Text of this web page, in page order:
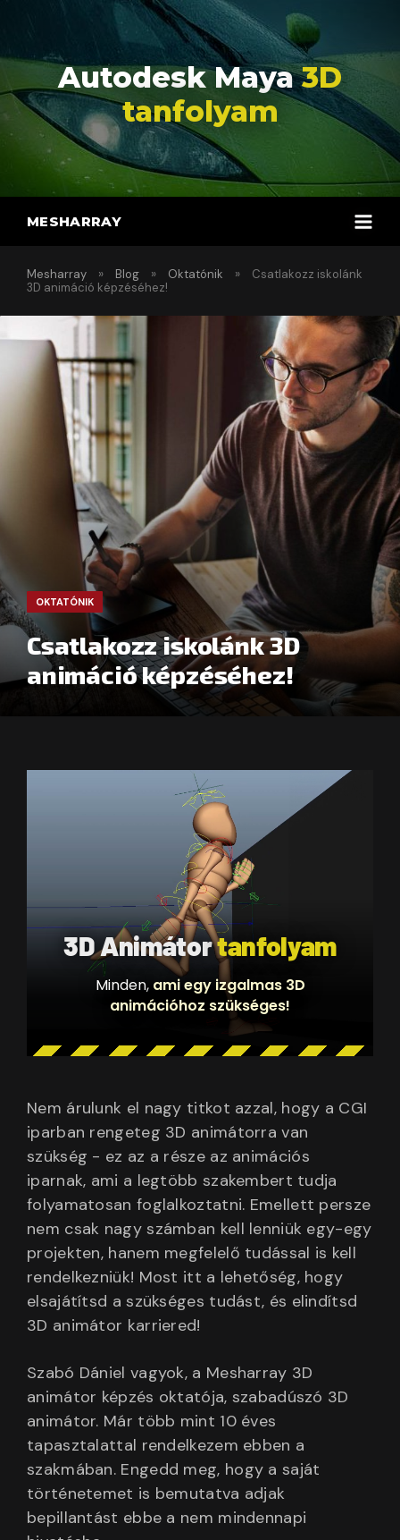
Autodesk Maya3D
tanfolyam
MESHARRAY
Mesharray » Blog » Oktatónik »
Csatlakozz iskolánk
3D animáció képzéséhez!
OKTATÓNIK
Csatlakozz iskolánk 3D
animáció képzéséhez!
3D Animátortanfolyam
Minden, ami egy izgalmas 3D
animációhoz szükséges!
Nem árulunk el nagy titkot azzal, hogy a CGI
iparban rengeteg 3D animátorra van
szükség - ez az a része az animációs
iparnak, ami a legtöbb szakembert tudja
folyamatosan foglalkoztatni. Emellett persze
nem csak nagy számban kell lenniük egy-egy
projekten, hanem megfelelő tudással is kell
rendelkezniük! Most itt a lehetőség, hogy
elsajátítsd a szükséges tudást, és elindítsd
3D animátor karriered!
Szabó Dániel vagyok, a Mesharray 3D
animátor képzés oktatója, szabadúszó 3D
animátor. Már több mint 10 éves
tapasztalattal rendelkezem ebben a
szakmában. Engedd meg, hogy a saját
történetemet is bemutatva adjak
bepillantást ebbe a nem mindennapi